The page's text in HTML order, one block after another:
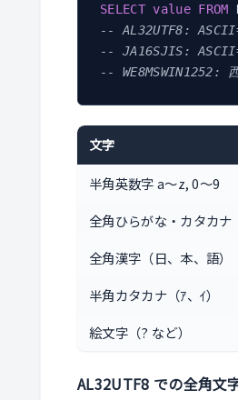
SELECT value FROM
-- AL32UTF8:
-- JA16SJIS:
-- WE8MSWIN1252:
文字
半角英数字 a〜z, 0〜9
全角ひらがな・カタカナ
全角漢字（日、本、語）
半角カタカナ（ｱ、ｲ）
絵文字（? など）
AL32UTF8 での全角文